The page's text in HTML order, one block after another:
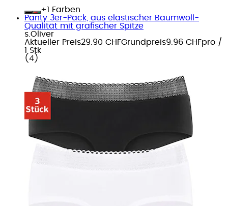
+
Farben
Panty 3er-Pack, aus elastischer Baumwoll-
Qualität mit grafischer Spitze
s.Oliver
Aktueller Preis29.90 CHFGrundpreis9.96 CHFpro /
1 Stk
( 4 )